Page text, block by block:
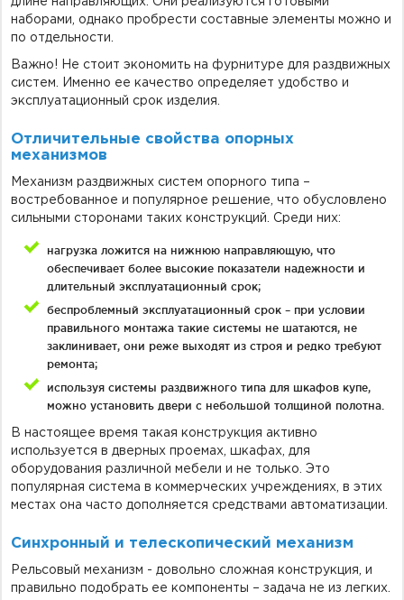
наборами, однако пробрести составные элементы можно и
по отдельности.
Важно! Не стоит экономить на фурнитуре для раздвижных
систем. Именно ее качество определяет удобство и
эксплуатационный срок изделия.
Отличительные свойства опорных
механизмов
Механизм раздвижных систем опорного типа –
востребованное и популярное решение, что обусловлено
сильными сторонами таких конструкций. Среди них:
нагрузка ложится на нижнюю направляющую, что
обеспечивает более высокие показатели надежности и
длительный эксплуатационный срок;
беспроблемный эксплуатационный срок – при условии
правильного монтажа такие системы не шатаются, не
заклинивает, они реже выходят из строя и редко требуют
ремонта;
используя системы раздвижного типа для шкафов купе,
можно установить двери с небольшой толщиной полотна.
В настоящее время такая конструкция активно
используется в дверных проемах, шкафах, для
оборудования различной мебели и не только. Это
популярная система в коммерческих учреждениях, в этих
местах она часто дополняется средствами автоматизации.
Синхронный и телескопический механизм
Рельсовый механизм - довольно сложная конструкция, и
правильно подобрать ее компоненты – задача не из легких.